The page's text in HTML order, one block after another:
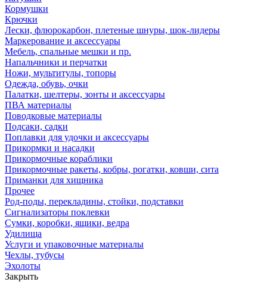
Кормушки
Крючки
Лески, флюрокарбон, плетеные шнуры, шок-лидеры
Маркерование и аксессуары
Мебель, спальные мешки и пр.
Напальчники и перчатки
Ножи, мультитулы, топоры
Одежда, обувь, очки
Палатки, шелтеры, зонты и аксессуары
ПВА материалы
Поводковые материалы
Подсаки, садки
Поплавки для удочки и аксессуары
Прикормки и насадки
Прикормочные кораблики
Прикормочные ракеты, кобры, рогатки, ковши, сита
Приманки для хищника
Прочее
Род-поды, перекладины, стойки, подставки
Сигнализаторы поклевки
Сумки, коробки, ящики, ведра
Удилища
Услуги и упаковочные материалы
Чехлы, тубусы
Эхолоты
Закрыть